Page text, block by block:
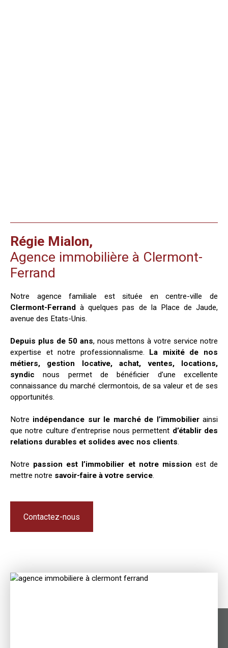
Régie Mialon,
Agence immobilière à Clermont-
Ferrand
Notre agence familiale est située en centre-ville de
Clermont-Ferrand à quelques pas de la Place de Jaude,
avenue des Etats-Unis.
Depuis plus de 50 ans, nous mettons à votre service notre
expertise et notre professionnalisme. La mixité de nos
métiers, gestion locative, achat, ventes, locations,
syndic nous permet de bénéficier d’une excellente
connaissance du marché clermontois, de sa valeur et de ses
opportunités.
Notre indépendance sur le marché de l’immobilierainsi
que notre culture d’entreprise nous permettent d’établir des
relations durables et solides avec nos clients.
Notre passion est l’immobilier et notre mission est de
mettre notre savoir-faire à votre service.
Contactez-nous